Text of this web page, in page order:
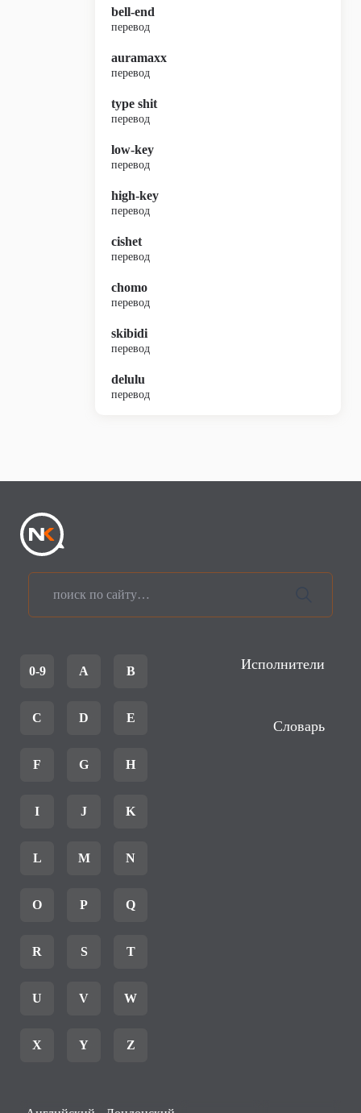
bell-end
перевод
auramaxx
перевод
type shit
перевод
low-key
перевод
high-key
перевод
cishet
перевод
chomo
перевод
skibidi
перевод
delulu
перевод
0-9 A B
C D E
F G H
I J K
L M N
O P Q
R S T
U V W
X Y Z
Исполнители
Словарь